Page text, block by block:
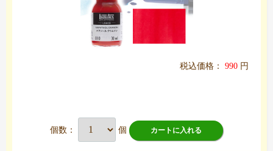
税込価格： 990 円
個数： 個 カートに入れる